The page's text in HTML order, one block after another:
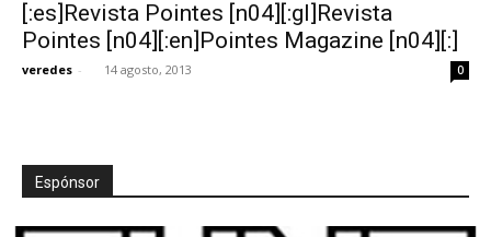
[:es]Revista Pointes [n04][:gl]Revista
Pointes [n04][:en]Pointes Magazine [n04][:]
veredes - 14 agosto, 2013 0
Espónsor